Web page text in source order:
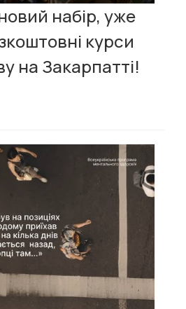
набір, уже
курси
на Закарпатті!